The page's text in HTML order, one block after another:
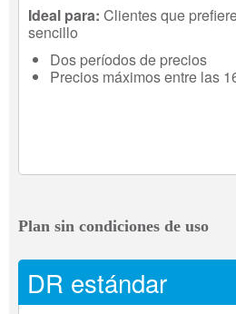
Ideal para: Clientes que
sencillo
Dos períodos de precios
Precios máximos entre las
Plan sin condiciones de uso
DR estándar